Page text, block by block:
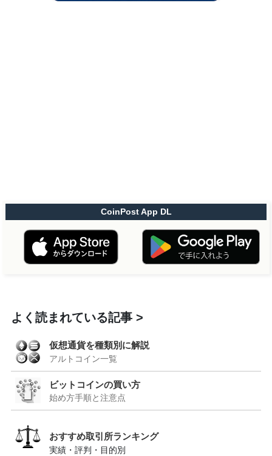
CoinPost App DL
よく読まれている記事
仮想通貨を種類別に解説
アルトコイン一覧
ビットコインの買い方
始め方手順と注意点
おすすめ取引所ランキング
実績・評判・目的別